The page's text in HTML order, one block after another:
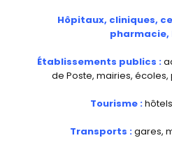
Hôpitaux, cliniques,
pharmacie,
Établissements publics :
de Poste, mairies, écoles,
Tourisme :
Transports :gares,